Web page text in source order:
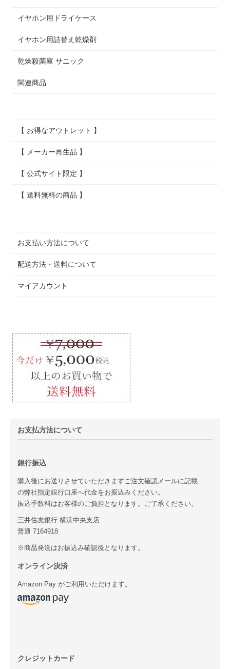
イヤホン用ドライケース
イヤホン用詰替え乾燥剤
乾燥殺菌庫 サニック
関連商品
【 お得なアウトレット 】
【 メーカー再生品 】
【 公式サイト限定 】
【 送料無料の商品 】
お支払い方法について
配送方法・送料について
マイアカウント
お支払方法について
銀行振込
購入後にお送りさせていただきますご注文確認メールに記載
の弊社指定銀行口座へ代金をお振込みください。
振込手数料はお客様のご負担となります。ご了承ください。
三井住友銀行 横浜中央支店
普通 7164918
※商品発送はお振込み確認後となります。
オンライン決済
Amazon Pay がご利用いただけます。
クレジットカード